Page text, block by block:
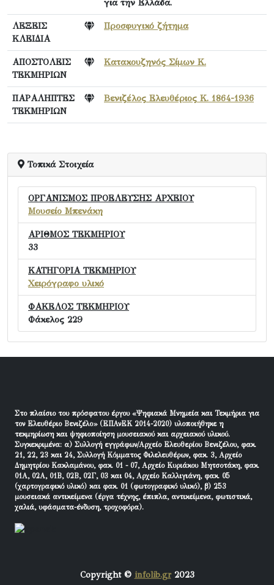
για την Ελλάδα.
ΛΕΞΕΙΣ
ΚΛΕΙΔΙΑ
Προσφυγικό ζήτημα
ΑΠΟΣΤΟΛΕΙΣ
ΤΕΚΜΗΡΙΩΝ
Κατακουζηνός Σίμων Κ.
ΠΑΡΑΛΗΠΤΕΣ
ΤΕΚΜΗΡΙΩΝ
Βενιζέλος Ελευθέριος Κ. 1864-1936
Τοπικά Στοιχεία
ΟΡΓΑΝΙΣΜΟΣ ΠΡΟΕΛΕΥΣΗΣ ΑΡΧΕΙΟΥ
Μουσείο Μπενάκη
ΑΡΙΘΜΟΣ ΤΕΚΜΗΡΙΟΥ
33
ΚΑΤΗΓΟΡΙΑ ΤΕΚΜΗΡΙΟΥ
Χειρόγραφο υλικό
ΦΑΚΕΛΟΣ ΤΕΚΜΗΡΙΟΥ
Φάκελος 229
Στο πλαίσιο του πρόσφατου έργου «Ψηφιακά Μνημεία και Τεκμήρια για
τον Ελευθέριο Βενιζέλο» (ΕΠΑνΕΚ 2014-2020) υλοποιήθηκε η
τεκμηρίωση και ψηφιοποίηση μουσειακού και αρχειακού υλικού.
Συγκεκριμένα: α) Συλλογή εγγράφων/Αρχείο Ελευθερίου Βενιζέλου, φακ.
21, 22, 23 και 24, Συλλογή Κόμματος Φιλελευθέρων, φακ. 3, Αρχείο
Δημητρίου Κακλαμάνου, φακ. 01 - 07, Αρχείο Κυριάκου Μητσοτάκη, φακ.
01Α, 02Α, 01Β, 02Β, 02Γ, 03 και 04, Αρχείο Καλλιγιάνη, φακ. 05
(χαρτογραφικό υλικό) και φακ. 01 (φωτογραφικό υλικό), β) 253
μουσειακά αντικείμενα (έργα τέχνης, έπιπλα, αντικείμενα, φωτιστικά,
χαλιά, υφάσματα-ένδυση, τροχοφόρα).
Copyright © infolib.gr2023